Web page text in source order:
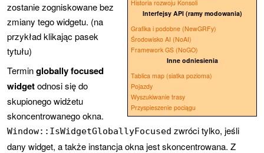
Historia rozwoju Konsoli
Interfejsy API (ramy modowania)
Grafika i podobne (NewGRFy)
Środowisko AI (NoAI)
Framework GS (NoGO)
Inne odniesienia
Tablica map (siatka pozioma)
Pojazdy
Wyszukiwanie trasy
Przyspieszenie pociągu
zostanie zogniskowane bez
zmiany tego widgetu. (na
przykład klikając pasek
tytułu)
Terminglobally focused
widgetodnosi się do
skupionego widżetu
skoncentrowanego okna.
Window::IsWidgetGloballyFocused zwróci tylko, jeśli
dany widget, a także instancja okna jest skoncentrowana. Z